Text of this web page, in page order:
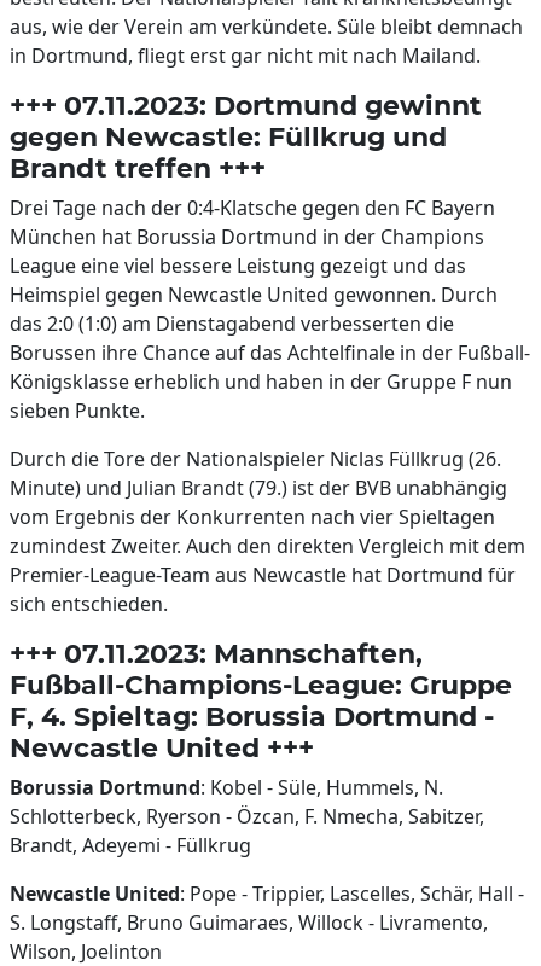
aus, wie der Verein am verkündete. Süle bleibt demnach
in Dortmund, fliegt erst gar nicht mit nach Mailand.
+++ 07.11.2023: Dortmund gewinnt
gegen Newcastle: Füllkrug und
Brandt treffen +++
Drei Tage nach der 0:4-Klatsche gegen den FC Bayern
München hat Borussia Dortmund in der Champions
League eine viel bessere Leistung gezeigt und das
Heimspiel gegen Newcastle United gewonnen. Durch
das 2:0 (1:0) am Dienstagabend verbesserten die
Borussen ihre Chance auf das Achtelfinale in der Fußball-
Königsklasse erheblich und haben in der Gruppe F nun
sieben Punkte.
Durch die Tore der Nationalspieler Niclas Füllkrug (26.
Minute) und Julian Brandt (79.) ist der BVB unabhängig
vom Ergebnis der Konkurrenten nach vier Spieltagen
zumindest Zweiter. Auch den direkten Vergleich mit dem
Premier-League-Team aus Newcastle hat Dortmund für
sich entschieden.
+++ 07.11.2023: Mannschaften,
Fußball-Champions-League: Gruppe
F, 4. Spieltag: Borussia Dortmund -
Newcastle United +++
Borussia Dortmund: Kobel - Süle, Hummels, N.
Schlotterbeck, Ryerson - Özcan, F. Nmecha, Sabitzer,
Brandt, Adeyemi - Füllkrug
Newcastle United: Pope - Trippier, Lascelles, Schär, Hall -
S. Longstaff, Bruno Guimaraes, Willock - Livramento,
Wilson, Joelinton